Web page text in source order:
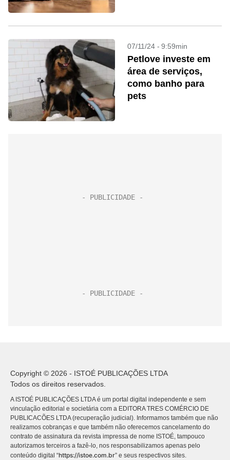
07/11/24 - 9:59min
Petlove investe em
área de serviços,
como banho para
pets
Copyright © 2026 - ISTOÉ PUBLICAÇÕES LTDA
Todos os direitos reservados.
A ISTOÉ PUBLICAÇÕES LTDA é um portal digital independente e sem
vinculação editorial e societária com a EDITORA TRES COMÉRCIO DE
PUBLICACÕES LTDA (recuperação judicial). Informamos também que não
realizamos cobranças e que também não oferecemos cancelamento do
contrato de assinatura da revista impressa de nome ISTOÉ, tampouco
autorizamos terceiros a fazê-lo, nos responsabilizamos apenas pelo
conteúdo digital “https://istoe.com.br” e seus respectivos sites.